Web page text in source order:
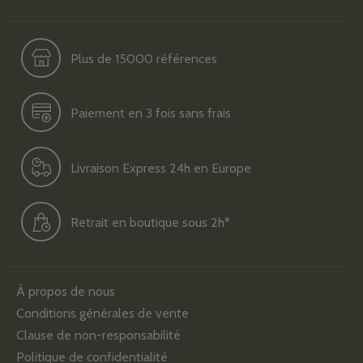
Plus de 15000 références
Paiement en 3 fois sans frais
Livraison Express 24h en Europe
Retrait en boutique sous 2h*
À propos de nous
Conditions générales de vente
Clause de non-responsabilité
Politique de confidentialité